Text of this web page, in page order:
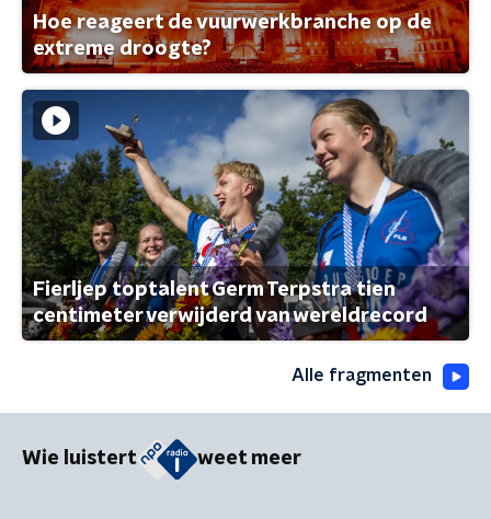
Hoe reageert de vuurwerkbranche op de
extreme droogte?
Fierljep toptalent Germ Terpstra tien
centimeter verwijderd van wereldrecord
Alle fragmenten
Wie luistert weet meer